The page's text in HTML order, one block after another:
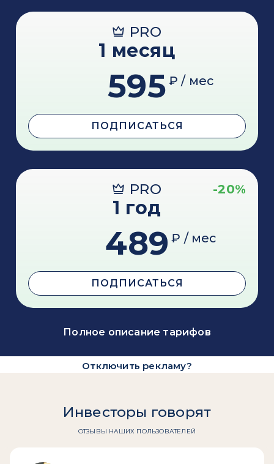
PRO
1 месяц
595 ₽ / мес
ПОДПИСАТЬСЯ
PRO -20%
1 год
489 ₽ / мес
ПОДПИСАТЬСЯ
Полное описание тарифов
Отключить рекламу?
Инвесторы говорят
ОТЗЫВЫ НАШИХ ПОЛЬЗОВАТЕЛЕЙ